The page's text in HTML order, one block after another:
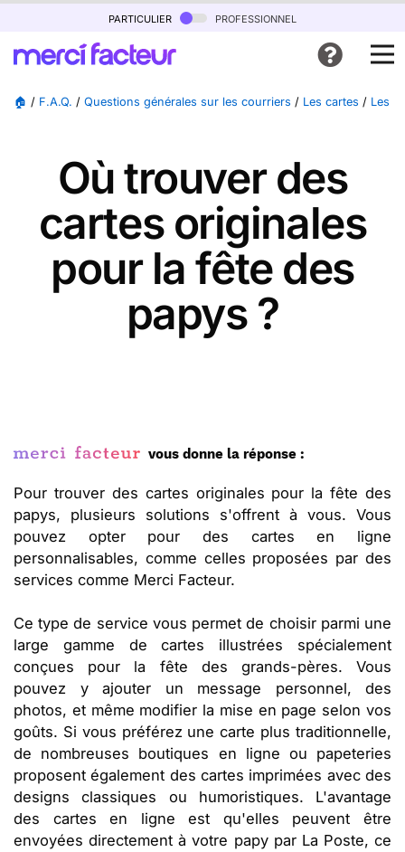
particulier professionnel
🏠 / F.A.Q. / Questions générales sur les courriers / Les cartes / Les
Où trouver des
cartes originales
pour la fête des
papys ?
vous donne la réponse :
Pour trouver des cartes originales pour la fête des
papys, plusieurs solutions s'offrent à vous. Vous
pouvez opter pour des cartes en ligne
personnalisables, comme celles proposées par des
services comme Merci Facteur.
Ce type de service vous permet de choisir parmi une
large gamme de cartes illustrées spécialement
conçues pour la fête des grands-pères. Vous
pouvez y ajouter un message personnel, des
photos, et même modifier la mise en page selon vos
goûts. Si vous préférez une carte plus traditionnelle,
de nombreuses boutiques en ligne ou papeteries
proposent également des cartes imprimées avec des
designs classiques ou humoristiques. L'avantage
des cartes en ligne est qu'elles peuvent être
envoyées directement à votre papy par La Poste, ce